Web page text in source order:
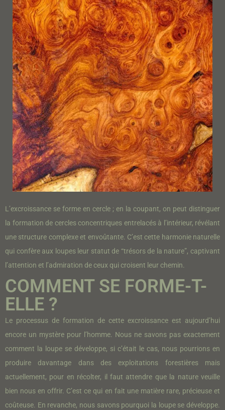
L’excroissance se forme en cercle ; en la coupant, on peut distinguer
la formation de cercles concentriques entrelacés à l’intérieur, révélant
une structure complexe et envoûtante. C’est cette harmonie naturelle
qui confère aux loupes leur statut de “trésors de la nature”, captivant
l’attention et l’admiration de ceux qui croisent leur chemin.
COMMENT SE FORME-T-
ELLE ?
Le processus de formation de cette excroissance est aujourd’hui
encore un mystère pour ’homme. Nous ne savons pas exactement
comment
la loupe se développe, si c’était le cas, nous pourrions en
produire
davantage dans des exploitations forestières
mais
actuellement, pour en récolter, il faut attendre que la nature veuille
bien nous en offrir. C’est ce qui en fait une matière rare, précieuse et
coûteuse. En revanche, nous savons pourquoi la loupe se développe.